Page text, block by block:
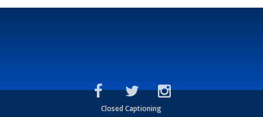
Closed Captioning